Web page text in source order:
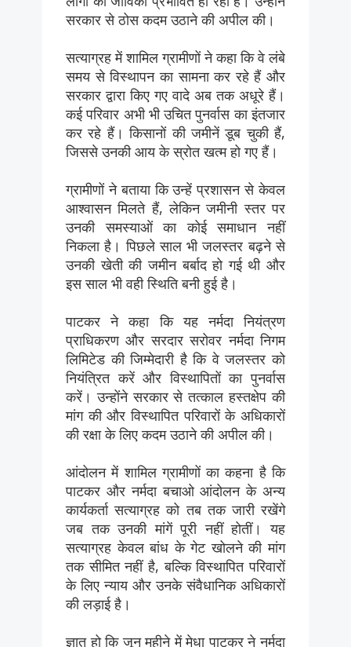
सरकार से ठोस कदम उठाने की अपील की।
सत्याग्रह में शामिल ग्रामीणों ने कहा कि वे लंबे
समय से विस्थापन का सामना कर रहे हैं और
सरकार द्वारा किए गए वादे अब तक अधूरे हैं।
कई परिवार अभी भी उचित पुनर्वास का इंतजार
कर रहे हैं। किसानों की जमीनें डूब चुकी हैं,
जिससे उनकी आय के स्रोत खत्म हो गए हैं।
ग्रामीणों ने बताया कि उन्हें प्रशासन से केवल
आश्वासन मिलते हैं, लेकिन जमीनी स्तर पर
उनकी समस्याओं का कोई समाधान नहीं
निकला है। पिछले साल भी जलस्तर बढ़ने से
उनकी खेती की जमीन बर्बाद हो गई थी और
इस साल भी वही स्थिति बनी हुई है।
पाटकर ने कहा कि यह नर्मदा नियंत्रण
प्राधिकरण और सरदार सरोवर नर्मदा निगम
लिमिटेड की जिम्मेदारी है कि वे जलस्तर को
नियंत्रित करें और विस्थापितों का पुनर्वास
करें। उन्होंने सरकार से तत्काल हस्तक्षेप की
मांग की और विस्थापित परिवारों के अधिकारों
की रक्षा के लिए कदम उठाने की अपील की।
आंदोलन में शामिल ग्रामीणों का कहना है कि
पाटकर और नर्मदा बचाओ आंदोलन के अन्य
कार्यकर्ता सत्याग्रह को तब तक जारी रखेंगे
जब तक उनकी मांगें पूरी नहीं होतीं। यह
सत्याग्रह केवल बांध के गेट खोलने की मांग
तक सीमित नहीं है, बल्कि विस्थापित परिवारों
के लिए न्याय और उनके संवैधानिक अधिकारों
की लड़ाई है।
ज्ञात हो कि जून महीने में मेधा पाटकर ने नर्मदा